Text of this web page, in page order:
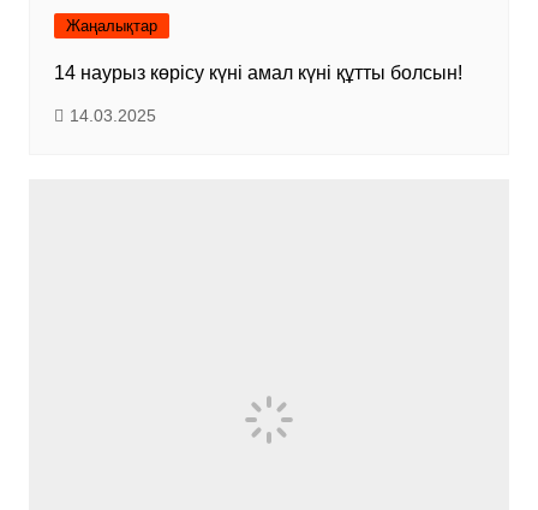
Жаңалықтар
14 наурыз көрісу күні амал күні құтты болсын!
14.03.2025